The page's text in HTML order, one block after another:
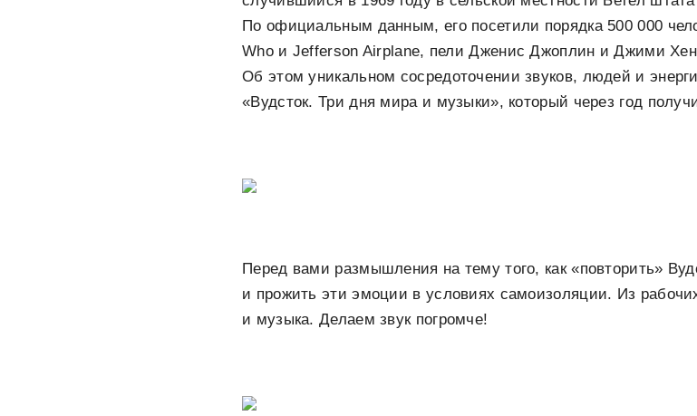
По официальным данным, его посетили порядка 500 000
Who и Jefferson Airplane, пели Дженис Джоплин и Джими
Об этом уникальном сосредоточении звуков, людей и
«Вудсток. Три дня мира и музыки», который через год
Перед вами размышления на тему того, как «повторить»
и прожить эти эмоции в условиях самоизоляции. Из
и музыка. Делаем звук погромче!